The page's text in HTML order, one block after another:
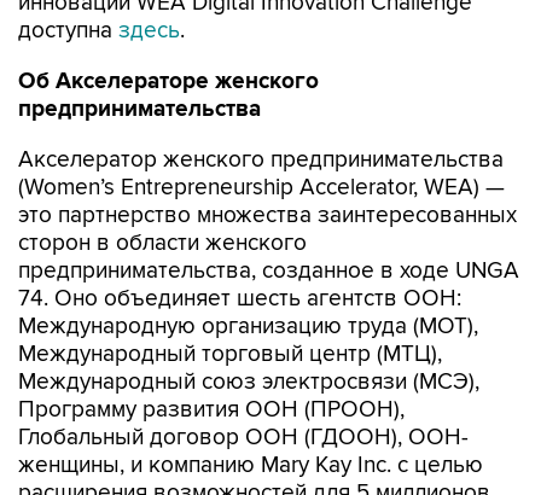
доступна здесь.
Об Акселераторе женского
предпринимательства
Акселератор женского предпринимательства
(Women’s Entrepreneurship Accelerator, WEA) —
это партнерство множества заинтересованных
сторон в области женского
предпринимательства, созданное в ходе UNGA
74. Оно объединяет шесть агентств ООН:
Международную организацию труда (МОТ),
Международный торговый центр (МТЦ),
Международный союз электросвязи (МСЭ),
Программу развития ООН (ПРООН),
Глобальный договор ООН (ГДООН), ООН-
женщины, и компанию Mary Kay Inc. с целью